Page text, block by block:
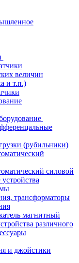
величин
и т.п.)
(рубильники)
силовой
трансформаторы
магнитный
различного
и джойстики